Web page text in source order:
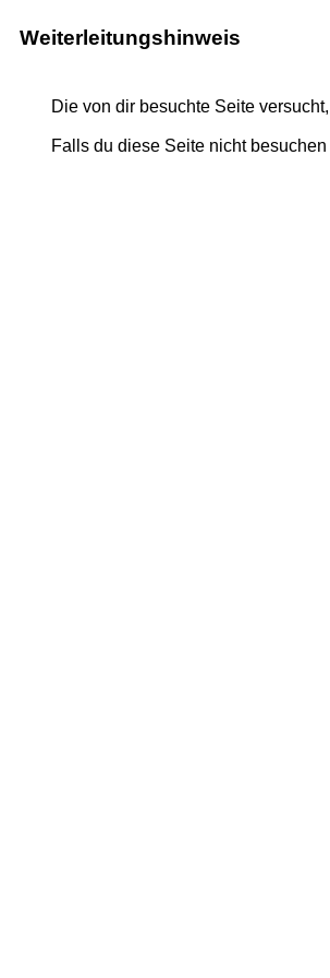
Weiterleitungshinweis
Die von dir besuchte Seite
Falls du diese Seite nicht